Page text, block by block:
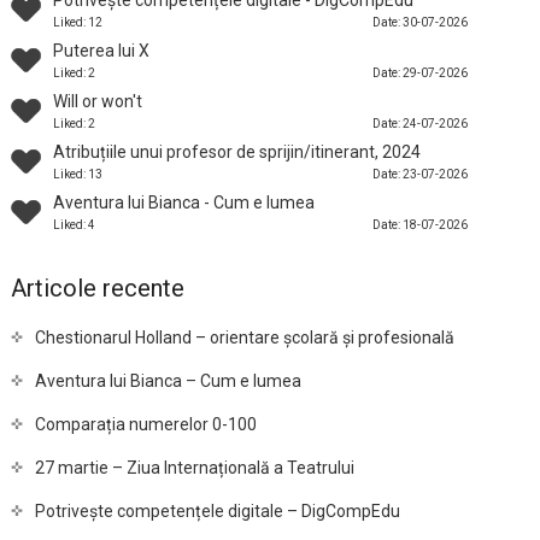
Liked: 12 Date: 30-07-2026
Puterea lui X
Liked: 2 Date: 29-07-2026
Will or won't
Liked: 2 Date: 24-07-2026
Atribuțiile unui profesor de sprijin/itinerant, 2024
Liked: 13 Date: 23-07-2026
Aventura lui Bianca - Cum e lumea
Liked: 4 Date: 18-07-2026
Articole recente
Chestionarul Holland – orientare școlară și profesională
Aventura lui Bianca – Cum e lumea
Comparația numerelor 0-100
27 martie – Ziua Internațională a Teatrului
Potrivește competențele digitale – DigCompEdu